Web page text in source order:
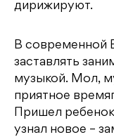
дирижируют.
В современной
заставлять
музыкой. Мол,
приятное
Пришел
узнал новое –